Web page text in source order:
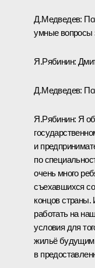
Д.Медведев:
умные вопросы
Я.Рябинин:
Д.Медведев:
Я.Рябинин: Я
и
по
очень много
съехавшихся
концов страны.
работать на
условия для
жильё будущим
в